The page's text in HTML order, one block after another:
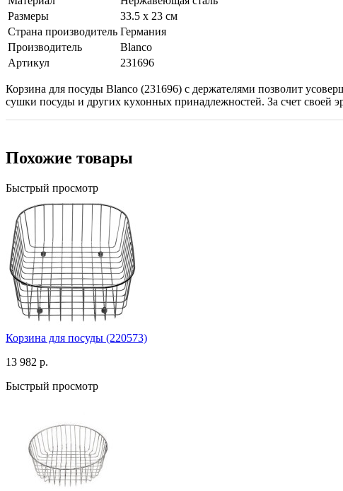
Размеры
33.5 х 23 см
Страна производитель Германия
Производитель
Blanco
Артикул
231696
Корзина для посуды Blanco (231696) с держателями позволит
сушки посуды и других кухонных принадлежностей. За счет своей
Похожие товары
Быстрый просмотр
Корзина для посуды (220573)
13 982 р.
Быстрый просмотр